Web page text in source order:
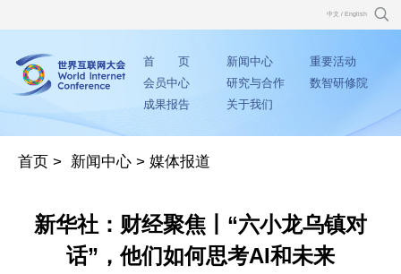
中文 / English
首 页 新闻中心
重要活动
会员中心
研究与合作
数智研修院
成果报告
关于我们
首页 > 新闻中心 >媒体报道
新华社：财经聚焦丨“六小龙乌镇对
话”，他们如何思考AI和未来